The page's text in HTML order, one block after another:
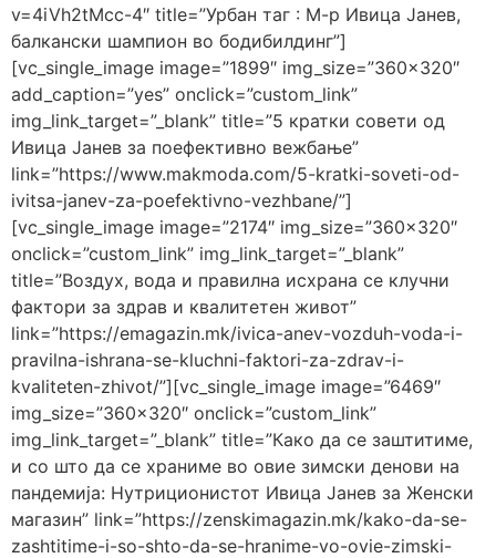
v=4iVh2tMcc-4″ title=”Урбан таг : М-р Ивица Јанев,
балкански шампион во бодибилдинг”]
[vc_single_image image=”1899″ img_size=”360×320″
add_caption=”yes” onclick=”custom_link”
img_link_target=”_blank” title=”5 кратки совети од
Ивица Јанев за поефективно вежбање”
link=”https://www.makmoda.com/5-kratki-soveti-od-
ivitsa-janev-za-poefektivno-vezhbane/”]
[vc_single_image image=”2174″ img_size=”360×320″
onclick=”custom_link” img_link_target=”_blank”
title=”Воздух, вода и правилна исхрана се клучни
фактори за здрав и квалитетен живот”
link=”https://emagazin.mk/ivica-anev-vozduh-voda-i-
pravilna-ishrana-se-kluchni-faktori-za-zdrav-i-
kvaliteten-zhivot/”][vc_single_image image=”6469″
img_size=”360×320″ onclick=”custom_link”
img_link_target=”_blank” title=”Како да се заштитиме,
и со што да се храниме во овие зимски денови на
пандемија: Нутриционистот Ивица Јанев за Женски
магазин” link=”https://zenskimagazin.mk/kako-da-se-
zashtitime-i-so-shto-da-se-hranime-vo-ovie-zimski-